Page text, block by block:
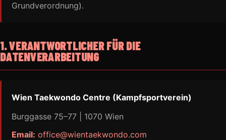
Grundverordnung).
1. VERANTWORTLICHER FÜR DIE
DATENVERARBEITUNG
Wien Taekwondo Centre (Kampfsportverein)
Burggasse 75–77 | 1070 Wien
Email: office@wientaekwondo.com